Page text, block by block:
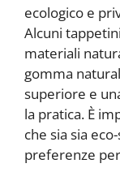
ecologico e
Alcuni
materiali
gomma
superiore e
la pratica. È
che sia sia
preferenze